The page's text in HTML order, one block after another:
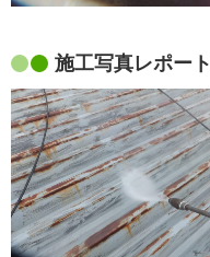
施工写真レポート